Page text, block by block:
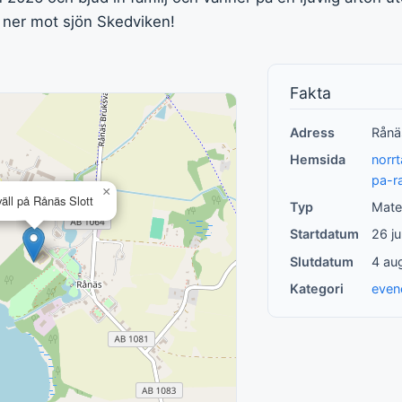
mot sjön Skedviken!
på Rånäs Slott
×
Fakta
Adress
Hemsida
pa-
Typ
Startdatum
26
Slutdatum
4
Kategori